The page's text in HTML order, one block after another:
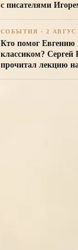
с писателями
СОБЫТИЯ ·2
Кто помог Евгению
классиком? Сергей
прочитал лекцию